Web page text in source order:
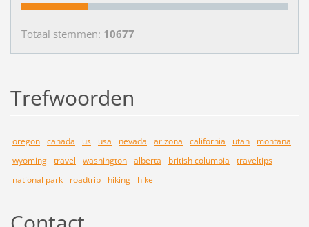
Totaal stemmen: 10677
Trefwoorden
oregon canada us usa nevada arizona california utah
montana
wyoming travel washington alberta british columbia
traveltips
national park
roadtrip hiking hike